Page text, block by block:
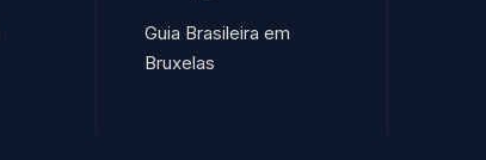
Guia Brasileira em
Bruxelas